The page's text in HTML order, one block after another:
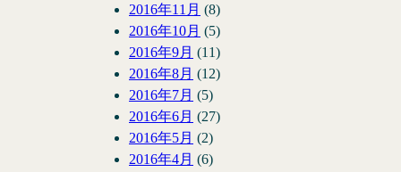
2016年11月 (8)
2016年10月 (5)
2016年9月 (11)
2016年8月 (12)
2016年7月 (5)
2016年6月 (27)
2016年5月 (2)
2016年4月 (6)